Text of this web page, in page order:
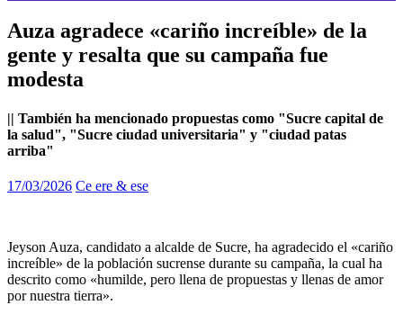
Auza agradece «cariño increíble» de la
gente y resalta que su campaña fue
modesta
|| También ha mencionado propuestas como "Sucre capital de
la salud", "Sucre ciudad universitaria" y "ciudad patas
arriba"
17/03/2026 Ce ere & ese
Jeyson Auza, candidato a alcalde de Sucre, ha agradecido el «cariño
increíble» de la población sucrense durante su campaña, la cual ha
descrito como «humilde, pero llena de propuestas y llenas de amor
por nuestra tierra».